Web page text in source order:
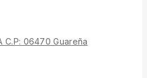
C.P: 06470 Guareña